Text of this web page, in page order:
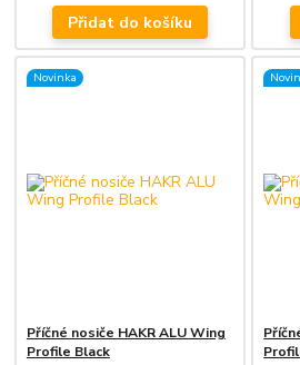
Přidat do košíku
Novinka
Příčné nosiče HAKR ALU Wing
Profile Black